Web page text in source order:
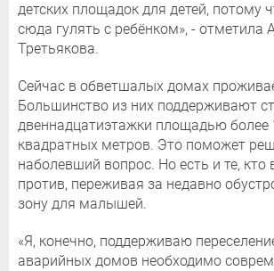
детских площадок для детей, потому
сюда гулять с ребёнком», - отметила
Третьякова.
Сейчас в обветшалых домах
Большинство из них поддерживают
двеннадцатиэтажки площадью более
квадратных метров. Это поможет
наболевший вопрос. Но есть и те, кто
против, переживая за недавно
зону для малышей.
«Я, конечно, поддерживаю
аварийных домов необходимо